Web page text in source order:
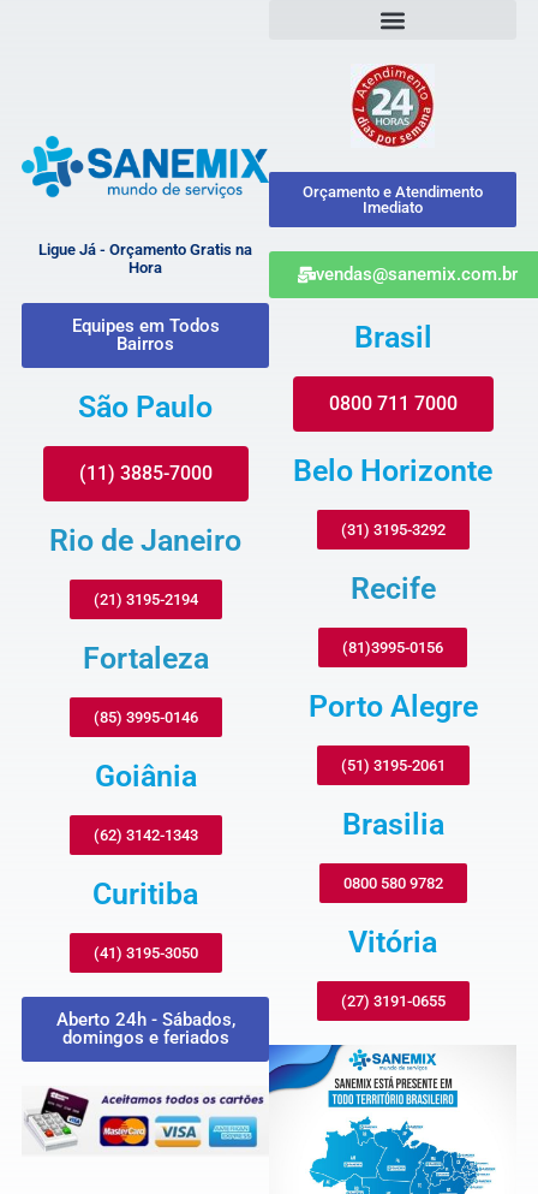
Ligue Já - Orçamento Gratis na
Hora
Equipes em Todos
Bairros
São Paulo
(11) 3885-7000
Rio de Janeiro
(21) 3195-2194
Fortaleza
(85) 3995-0146
Goiânia
(62) 3142-1343
Curitiba
(41) 3195-3050
Aberto 24h - Sábados,
domingos e feriados
Orçamento e Atendimento
Imediato
vendas@sanemix.com.br
Brasil
0800 711 7000
Belo Horizonte
(31) 3195-3292
Recife
(81)3995-0156
Porto Alegre
(51) 3195-2061
Brasilia
0800 580 9782
Vitória
(27) 3191-0655